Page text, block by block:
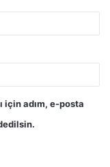
için adım, e-posta